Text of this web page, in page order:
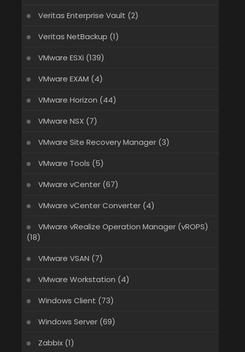
Veritas Enterprise Vault (2)
Veritas NetBackup (1)
VMware ESXi (139)
VMware EXAM (4)
VMware Horizon (44)
VMware NSX(7)
VMware Site Recovery Manager(3)
VMware Tools (5)
VMware vCenter(67)
VMware vCenter Converter(4)
VMware vRealize Operation Manager (vROPS)
(18)
VMware VSAN (7)
VMware Workstation (4)
Windows Client (73)
Windows Server(69)
Zabbix(1)